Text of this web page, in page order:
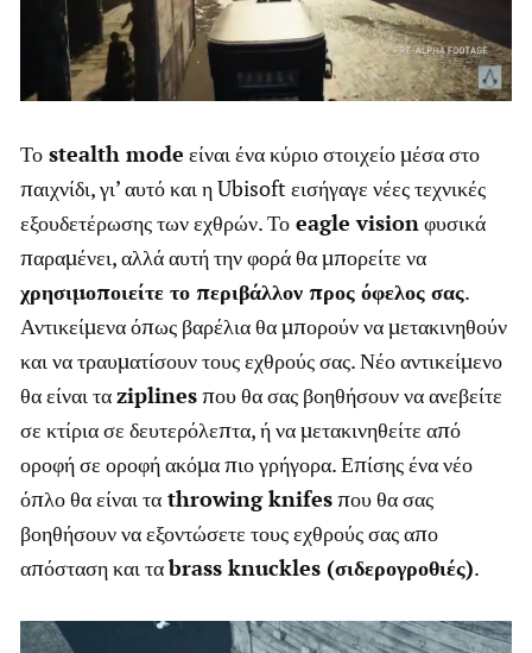
Το stealth mode είναι ένα κύριο στοιχείο μέσα στο
παιχνίδι, γι’ αυτό και η Ubisoft εισήγαγε νέες τεχνικές
εξουδετέρωσης των εχθρών. Το eagle vision φυσικά
παραμένει, αλλά αυτή την φορά θα μπορείτε να
χρησιμοποιείτε το περιβάλλον προς όφελος σας.
Αντικείμενα όπως βαρέλια θα μπορούν να μετακινηθούν
και να τραυματίσουν τους εχθρούς σας. Νέο αντικείμενο
θα είναι ταziplinesπου θα σας βοηθήσουν να ανεβείτε
σε κτίρια σε δευτερόλεπτα, ή να μετακινηθείτε από
οροφή σε οροφή ακόμα πιο γρήγορα. Επίσης ένα νέο
όπλο θα είναι τα throwing knifesπου θα σας
βοηθήσουν να εξοντώσετε τους εχθρούς σας απο
απόσταση και ταbrass knuckles (σιδερογροθιές).